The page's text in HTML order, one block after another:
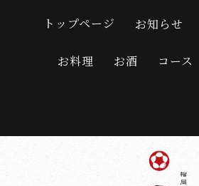
トップページ お知らせ
お料理 お酒 コース